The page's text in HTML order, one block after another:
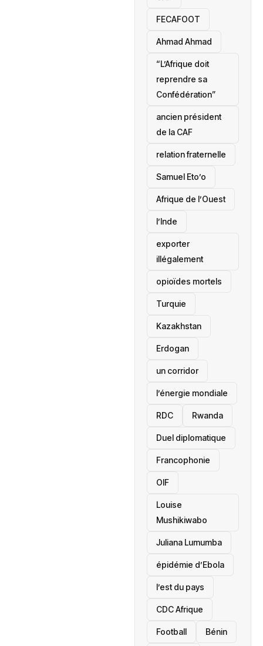
FECAFOOT
‎Ahmad Ahmad
“L’Afrique doit
reprendre sa
Confédération”
ancien président
de la CAF
relation fraternelle
Samuel Eto’o
Afrique de l’Ouest
l’Inde
exporter
illégalement
opioïdes mortels
‎Turquie
Kazakhstan
Erdogan
un corridor
l’énergie mondiale
RDC Rwanda
Duel diplomatique
Francophonie
OIF
Louise
Mushikiwabo
Juliana Lumumba
épidémie d’Ebola
l’est du pays
CDC Afrique
Football Bénin